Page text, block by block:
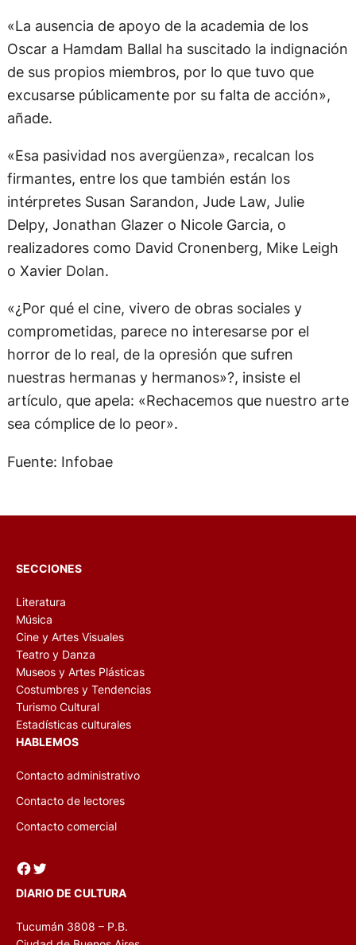
«La ausencia de apoyo de la academia de los
Oscar a Hamdam Ballal ha suscitado la indignación
de sus propios miembros, por lo que tuvo que
excusarse públicamente por su falta de acción»,
añade.
«Esa pasividad nos avergüenza», recalcan los
firmantes, entre los que también están los
intérpretes Susan Sarandon, Jude Law, Julie
Delpy, Jonathan Glazer o Nicole Garcia, o
realizadores como David Cronenberg, Mike Leigh
o Xavier Dolan.
«¿Por qué el cine, vivero de obras sociales y
comprometidas, parece no interesarse por el
horror de lo real, de la opresión que sufren
nuestras hermanas y hermanos»?, insiste el
artículo, que apela: «Rechacemos que nuestro arte
sea cómplice de lo peor».
Fuente: Infobae
SECCIONES
Literatura
Música
Cine y Artes Visuales
Teatro y Danza
Museos y Artes Plásticas
Costumbres y Tendencias
Turismo Cultural
Estadísticas culturales
HABLEMOS
Contacto administrativo
Contacto de lectores
Contacto comercial
Facebook Twitter
DIARIO DE CULTURA
Tucumán 3808 – P.B.